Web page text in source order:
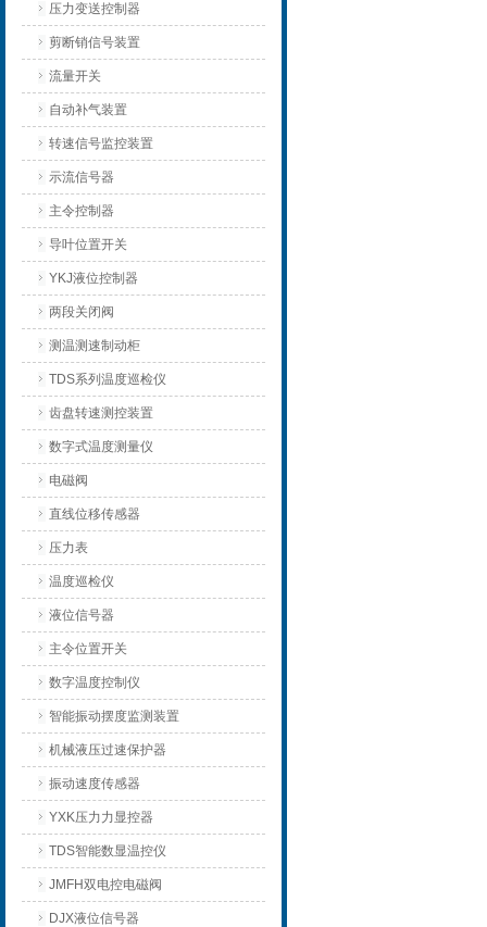
压力变送控制器
剪断销信号装置
流量开关
自动补气装置
转速信号监控装置
示流信号器
主令控制器
导叶位置开关
YKJ液位控制器
两段关闭阀
测温测速制动柜
TDS系列温度巡检仪
齿盘转速测控装置
数字式温度测量仪
电磁阀
直线位移传感器
压力表
温度巡检仪
液位信号器
主令位置开关
数字温度控制仪
智能振动摆度监测装置
机械液压过速保护器
振动速度传感器
YXK压力力显控器
TDS智能数显温控仪
JMFH双电控电磁阀
DJX液位信号器